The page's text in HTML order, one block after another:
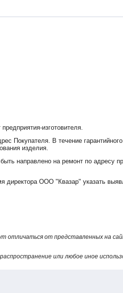
изготовителя.
Покупателя. В течение
изделия.
направлено на ремонт по адресу
директора ООО "Квазар" указать
отличаться от представленных на
или любое иное